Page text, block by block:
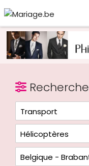
Recherche